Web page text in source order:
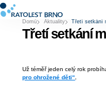
Domů Aktuality Třetí setkání
Třetí setkání
Už téměř jeden celý rok
pro ohrožené děti“.